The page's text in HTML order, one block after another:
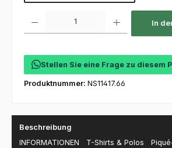
In
Stellen Sie eine Frage zu diesem
Produktnummer: NS11417.66
Beschreibung
INFORMATIONEN T-Shirts & Polos